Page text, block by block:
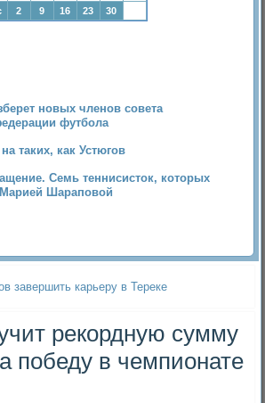
2 9 16 23 30
новых членов совета
футбола
таких, как Устюгов
Семь теннисисток, которых
Шараповой
завершить карьеру в Тереке
рекордную сумму
победу в чемпионате